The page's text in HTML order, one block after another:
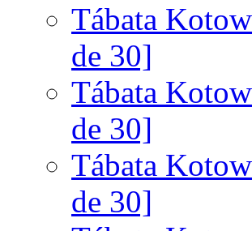
Tábata
de 30]
Tábata
de 30]
Tábata
de 30]